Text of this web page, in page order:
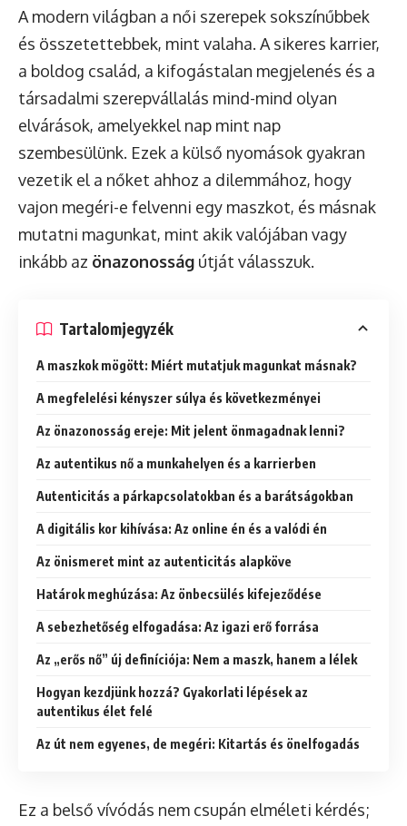
A modern világban a női szerepek sokszínűbbek
és összetettebbek, mint valaha. A sikeres karrier,
a boldog család, a kifogástalan megjelenés és a
társadalmi szerepvállalás mind-mind olyan
elvárások, amelyekkel nap mint nap
szembesülünk. Ezek a külső nyomások gyakran
vezetik el a nőket ahhoz a dilemmához, hogy
vajon megéri-e felvenni egy maszkot, és másnak
mutatni magunkat, mint akik valójában vagy
inkább az önazonosság útját válasszuk.
Tartalomjegyzék
A maszkok mögött: Miért mutatjuk magunkat másnak?
A megfelelési kényszer súlya és következményei
Az önazonosság ereje: Mit jelent önmagadnak lenni?
Az autentikus nő a munkahelyen és a karrierben
Autenticitás a párkapcsolatokban és a barátságokban
A digitális kor kihívása: Az online én és a valódi én
Az önismeret mint az autenticitás alapköve
Határok meghúzása: Az önbecsülés kifejeződése
A sebezhetőség elfogadása: Az igazi erő forrása
Az „erős nő” új definíciója: Nem a maszk, hanem a lélek
Hogyan kezdjünk hozzá? Gyakorlati lépések az
autentikus élet felé
Az út nem egyenes, de megéri: Kitartás és önelfogadás
Ez a belső vívódás nem csupán elméleti kérdés;